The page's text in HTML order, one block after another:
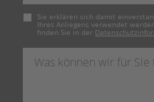
Pflichtfeld
Sie erklären sich damit
Ihres Anliegens verwendet
finden Sie in der